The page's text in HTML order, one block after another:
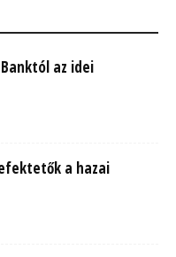
Banktól az idei
a hazai